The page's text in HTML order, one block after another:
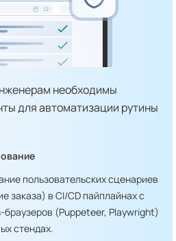
необходимы
для автоматизации рутины
пользовательских сценариев
заказа) в CI/CD пайплайнах с
(Puppeteer, Playwright)
стендах.